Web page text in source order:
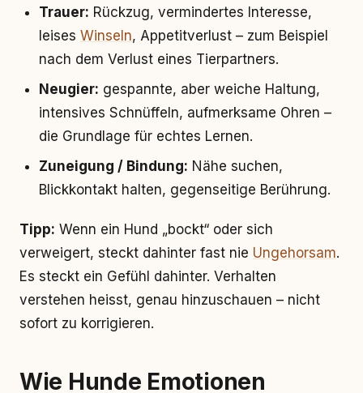
Trauer: Rückzug, vermindertes Interesse,
leises Winseln, Appetitverlust – zum Beispiel
nach dem Verlust eines Tierpartners.
Neugier: gespannte, aber weiche Haltung,
intensives Schnüffeln, aufmerksame Ohren –
die Grundlage für echtes Lernen.
Zuneigung / Bindung: Nähe suchen,
Blickkontakt halten, gegenseitige Berührung.
Tipp: Wenn ein Hund „bockt“ oder sich
verweigert, steckt dahinter fast nie Ungehorsam.
Es steckt ein Gefühl dahinter. Verhalten
verstehen heisst, genau hinzuschauen – nicht
sofort zu korrigieren.
Wie Hunde Emotionen